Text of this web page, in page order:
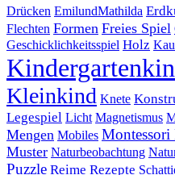
Drücken EmilundMathilda
Flechten Formen Freies Spiel
Geschicklichkeitsspiel Holz
Kleinkind Knete
Legespiel Licht Magnetismus
Mengen Mobiles Montessori
Muster Naturbeobachtung
Puzzle Reime Rezepte